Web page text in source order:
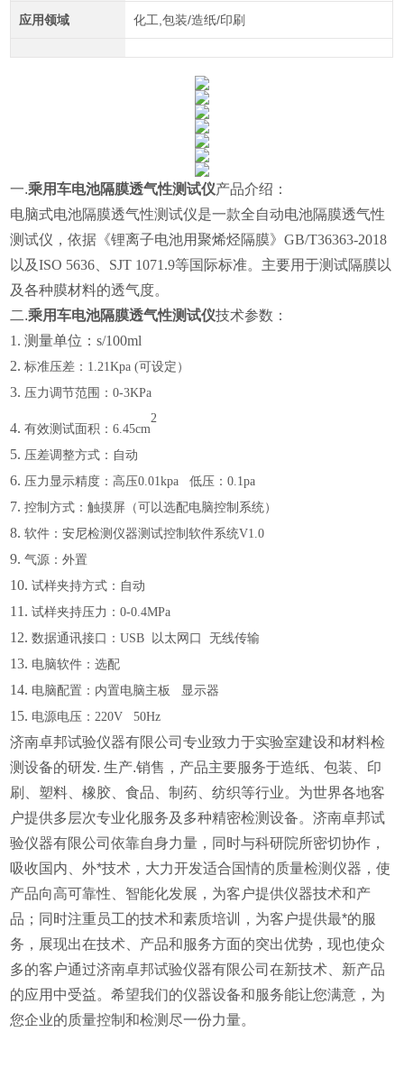
应用领域 化工,包装/造纸/印刷
一.乘用车电池隔膜透气性测试仪产品介绍：
电脑式电池隔膜透气性测试仪是一款全自动电池隔膜透气性
测试仪，依据《锂离子电池用聚烯烃隔膜》GB/T36363-2018
以及ISO 5636、SJT 1071.9等国际标准。 主要用于测试隔膜以
及各种膜材料的透气度。
二.乘用车电池隔膜透气性测试仪技术参数：
1.测量单位：s/100ml
2.标准压差： 1.21Kpa (可设定）
3. 压力调节范围：0-3KPa
4.有效测试面积：6.45cm
2
5. 压差调整方式：自动
6. 压力显示精度：高压0.01kpa 低压：0.1pa
7.控制方式：触摸屏（可以选配电脑控制系统）
8.软件：安尼检测仪器测试控制软件系统V1.0
9.气源：外置
10.试样夹持方式：自动
11.试样夹持压力：0-0.4MPa
12.数据通讯接口：USB 以太网口 无线传输
13. 电脑软件：选配
14. 电脑配置：内置电脑主板 显示器
15. 电源电压： 220V 50Hz
济南卓邦试验仪器有限公司专业致力于实验室建设和材料检
测设备的研发. 生产.销售，产品主要服务于造纸、包装、印
刷、塑料、橡胶、食品、制药、纺织等行业。为世界各地客
户提供多层次专业化服务及多种精密检测设备。济南卓邦试
验仪器有限公司依靠自身力量，同时与科研院所密切协作，
吸收国内、外*技术，大力开发适合国情的质量检测仪器，使
产品向高可靠性、智能化发展，为客户提供仪器技术和产
品；同时注重员工的技术和素质培训，为客户提供最*的服
务，展现出在技术、产品和服务方面的突出优势，现也使众
多的客户通过济南卓邦试验仪器有限公司在新技术、新产品
的应用中受益。希望我们的仪器设备和服务能让您满意，为
您企业的质量控制和检测尽一份力量。